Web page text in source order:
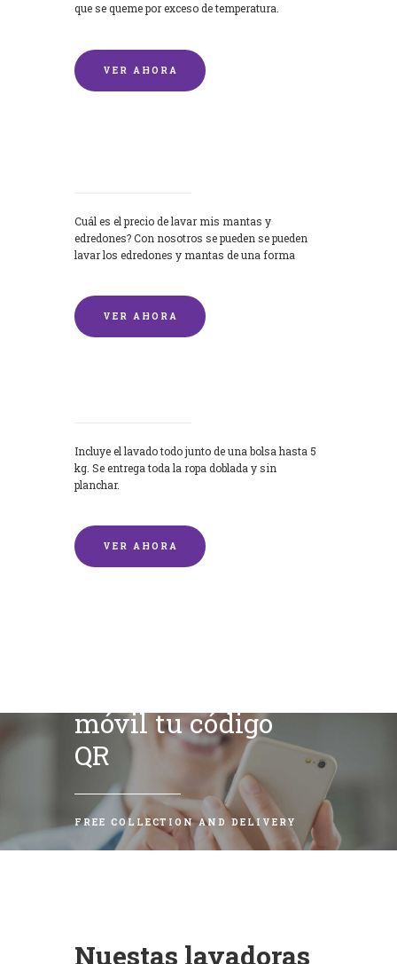
que se queme por exceso de temperatura.
VER AHORA
Cuál es el precio de lavar mis mantas y
edredones? Con nosotros se pueden se pueden
lavar los edredones y mantas de una forma
VER AHORA
Incluye el lavado todo junto de una bolsa hasta 5
kg. Se entrega toda la ropa doblada y sin
planchar.
VER AHORA
móvil tu código
QR
FREE COLLECTION AND DELIVERY
Nuestas lavadoras